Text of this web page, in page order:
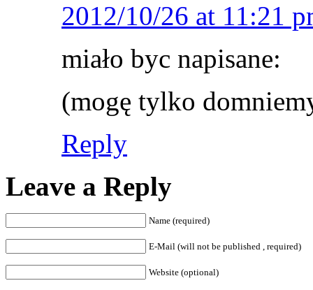
2012/10/26 at 11:21
miało byc napisane:
(mogę tylko
Reply
Leave a Reply
Name (required)
E-Mail (will not be published , required)
Website (optional)